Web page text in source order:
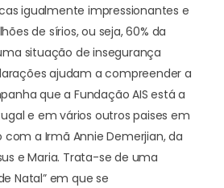
igualmente impressionantes e
de sírios, ou seja,60% da
situação de insegurança
ajudam a compreender a
que a Fundação AIS está a
e em vários outros paises em
a Irmã Annie Demerjian, da
e Maria. Trata-se de uma
Natal” em que se